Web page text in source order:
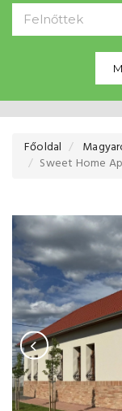
Felnőttek
Főoldal
Sweet Home